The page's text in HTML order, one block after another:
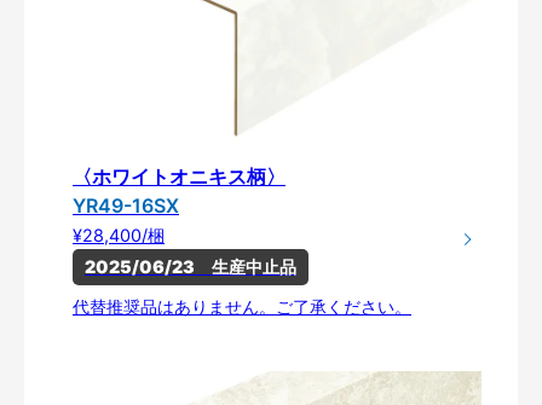
〈ホワイトオニキス柄〉
YR49-16SX
¥28,400/梱
2025/06/23　生産中止品
代替推奨品はありません。ご了承ください。